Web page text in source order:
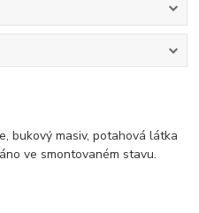
bukový masiv, potahová látka
ve smontovaném stavu.